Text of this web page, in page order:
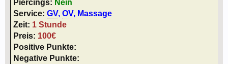
Piercings: Nein
Service: GV, OV, Massage
Zeit: 1 Stunde
Preis: 100€
Positive Punkte:
Negative Punkte: